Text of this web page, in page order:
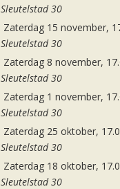
Sleutelstad 30
Zaterdag 15 november,
Sleutelstad 30
Zaterdag 8 november,
Sleutelstad 30
Zaterdag 1 november,
Sleutelstad 30
Zaterdag 25 oktober,
Sleutelstad 30
Zaterdag 18 oktober,
Sleutelstad 30